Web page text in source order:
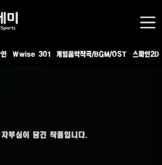
Wwise 301 게임음악작곡/BGM/OST 스파인2D
부심이 담긴 작품입니다.